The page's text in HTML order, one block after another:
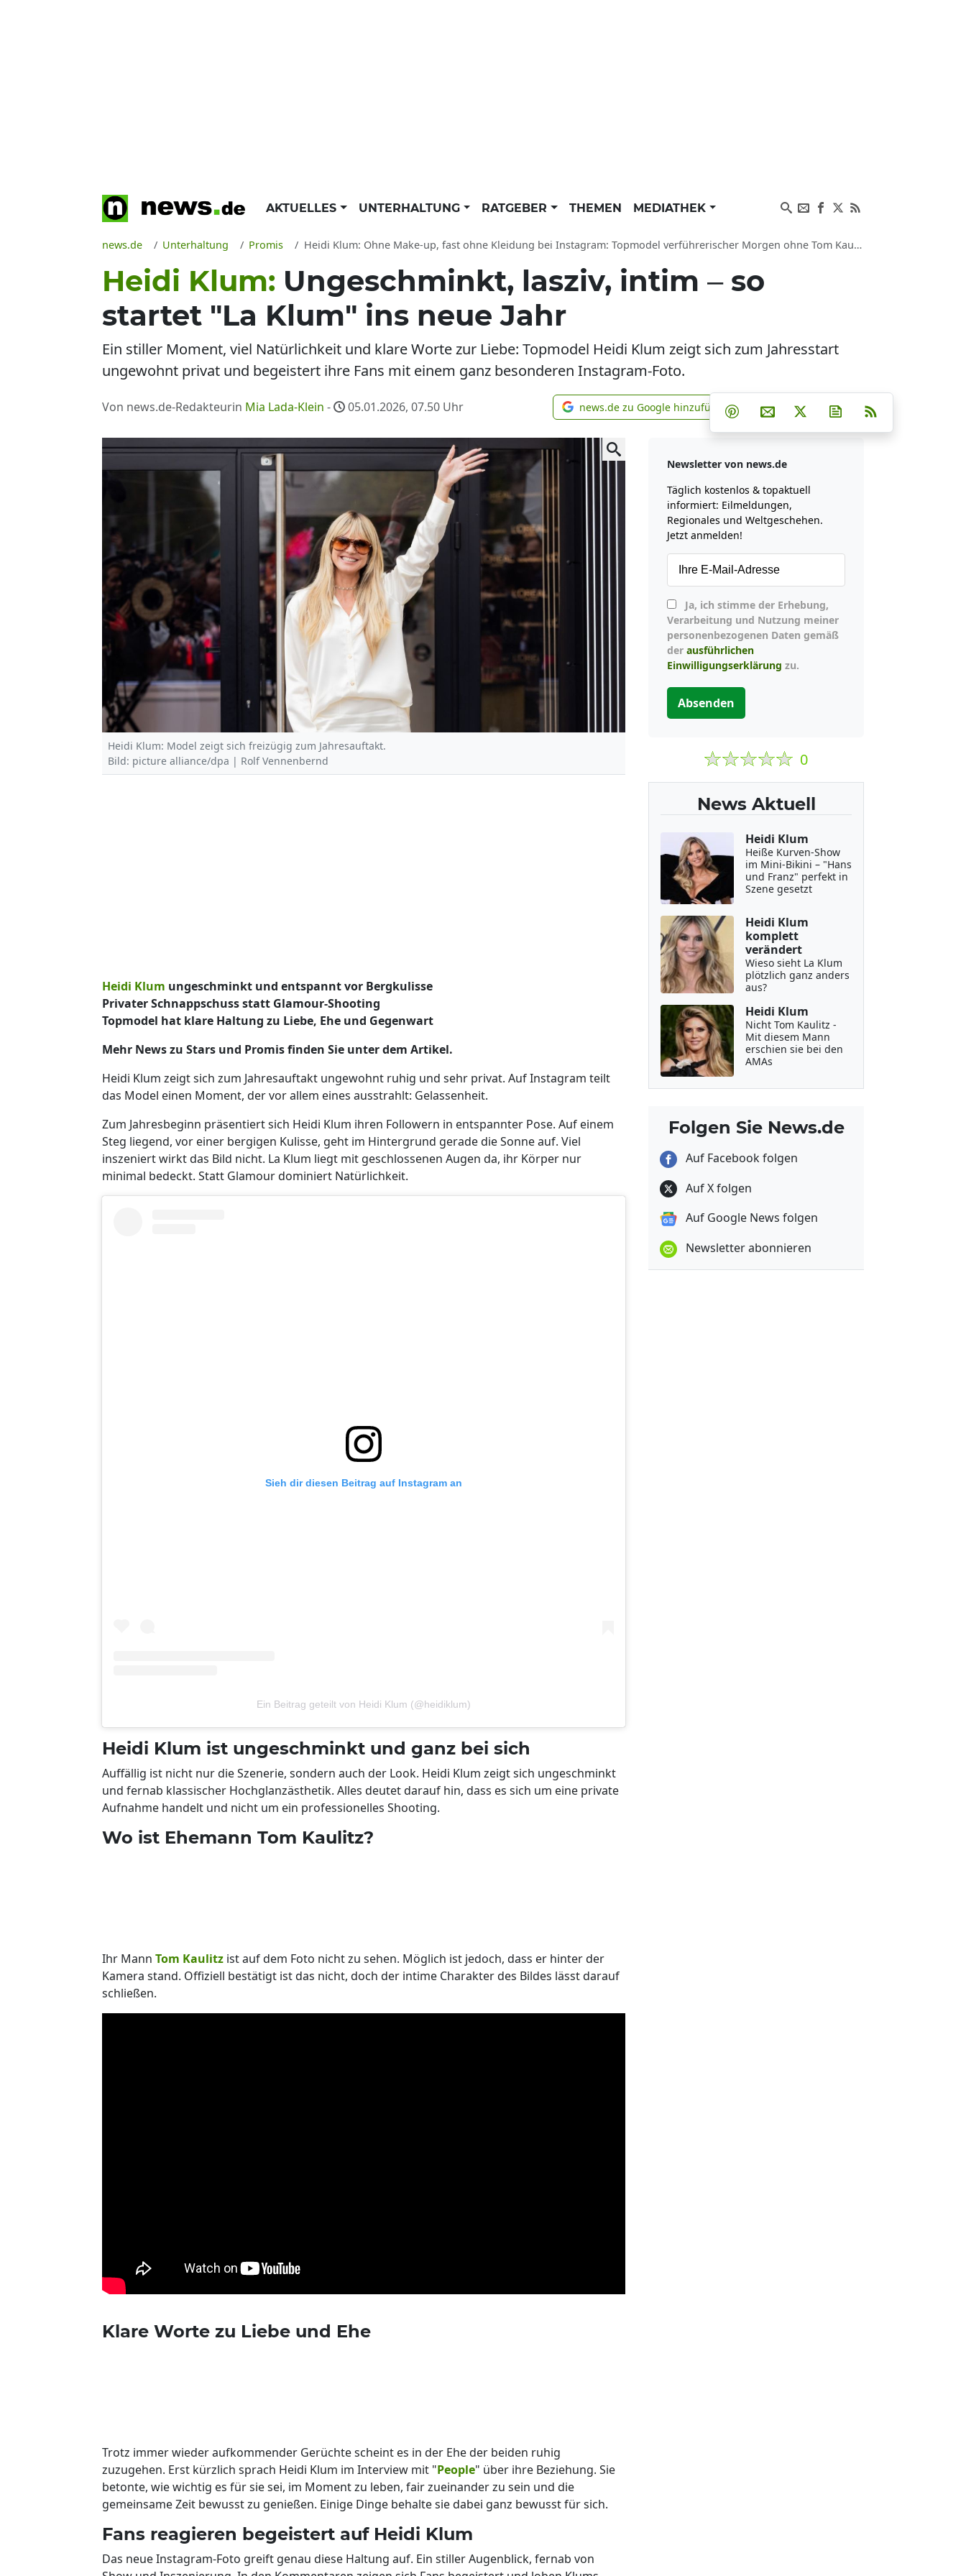
AKTUELLES UNTERHALTUNG RATGEBER THEMEN MEDIATHEK
news.de Unterhaltung Promis Heidi Klum: Ohne Make-up, fast ohne Kleidung bei Instagram: Topmodel verführerischer Morgen ohne Tom Kaulitz Social Media
Heidi Klum: Ungeschminkt, lasziv, intim – so
startet "La Klum" ins neue Jahr
Ein stiller Moment, viel Natürlichkeit und klare Worte zur Liebe: Topmodel Heidi Klum zeigt sich zum Jahresstart
ungewohnt privat und begeistert ihre Fans mit einem ganz besonderen Instagram-Foto.
Von news.de-Redakteurin Mia Lada-Klein - 05.01.2026, 07.50 Uhr news.de zu Google hinzufügen
news.de zu Google hinzufügen Teilen auf Facebook
Teilen auf Whatsapp
Teilen auf Telegram
Teilen auf Pinterest
Per E-Mail teilen
Post auf XNewsletter
Heidi Klum: Model zeigt sich freizügig zum Jahresauftakt.
Bild: picture alliance/dpa | Rolf Vennenbernd
Heidi Klum ungeschminkt und entspannt vor Bergkulisse
Privater Schnappschuss statt Glamour-Shooting
Topmodel hat klare Haltung zu Liebe, Ehe und Gegenwart
Mehr News zu Stars und Promis finden Sie unter dem Artikel.
Heidi Klum zeigt sich zum Jahresauftakt ungewohnt ruhig und sehr privat. Auf Instagram teilt
das Model einen Moment, der vor allem eines ausstrahlt: Gelassenheit.
Zum Jahresbeginn präsentiert sich Heidi Klum ihren Followern in entspannter Pose. Auf einem
Steg liegend, vor einer bergigen Kulisse, geht im Hintergrund gerade die Sonne auf. Viel
inszeniert wirkt das Bild nicht. La Klum liegt mit geschlossenen Augen da, ihr Körper nur
minimal bedeckt. Statt Glamour dominiert Natürlichkeit.
Sieh dir diesen Beitrag auf Instagram an
Ein Beitrag geteilt von Heidi Klum (@heidiklum)
Heidi Klum ist ungeschminkt und ganz bei sich
Auffällig ist nicht nur die Szenerie, sondern auch der Look. Heidi Klum zeigt sich ungeschminkt
und fernab klassischer Hochglanzästhetik. Alles deutet darauf hin, dass es sich um eine private
Aufnahme handelt und nicht um ein professionelles Shooting.
Wo ist Ehemann Tom Kaulitz?
Ihr Mann Tom Kaulitz ist auf dem Foto nicht zu sehen. Möglich ist jedoch, dass er hinter der
Kamera stand. Offiziell bestätigt ist das nicht, doch der intime Charakter des Bildes lässt darauf
schließen.
Klare Worte zu Liebe und Ehe
Trotz immer wieder aufkommender Gerüchte scheint es in der Ehe der beiden ruhig
zuzugehen. Erst kürzlich sprach Heidi Klum im Interview mit "People" über ihre Beziehung. Sie
betonte, wie wichtig es für sie sei, im Moment zu leben, fair zueinander zu sein und die
gemeinsame Zeit bewusst zu genießen. Einige Dinge behalte sie dabei ganz bewusst für sich.
Fans reagieren begeistert auf Heidi Klum
Das neue Instagram-Foto greift genau diese Haltung auf. Ein stiller Augenblick, fernab von
Newsletter von news.de
Täglich kostenlos & topaktuell
informiert: Eilmeldungen,
Regionales und Weltgeschehen.
Jetzt anmelden!
Verarbeitung und Nutzung meiner
personenbezogenen Daten gemäß
der ausführlichen
Einwilligungserklärung zu.
Absenden
0
News Aktuell
Heidi Klum
Heiße Kurven-Show
im Mini-Bikini – "Hans
und Franz" perfekt in
Szene gesetzt
Heidi Klum
komplett
verändert
Wieso sieht La Klum
plötzlich ganz anders
aus?
Heidi Klum
Nicht Tom Kaulitz -
Mit diesem Mann
erschien sie bei den
AMAs
Folgen Sie News.de
Auf Facebook folgen
Auf X folgen
Auf Google News folgen
Newsletter abonnieren